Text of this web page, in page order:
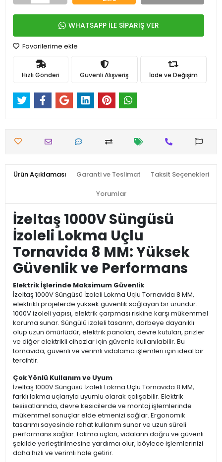
WHATSAPP İLE SİPARİŞ VER
Favorilerime ekle
Hızlı Gönderi Güvenli Alışveriş İade ve Değişim
Ürün Açıklaması Garanti ve Teslimat Taksit Seçenekleri
Yorumlar
İzeltaş 1000V Süngüsü
İzoleli Lokma Uçlu
Tornavida 8 MM: Yüksek
Güvenlik ve Performans
Elektrik İşlerinde Maksimum Güvenlik
İzeltaş 1000V Süngüsü İzoleli Lokma Uçlu Tornavida 8 MM,
elektrikli projelerde yüksek güvenlik sağlayan bir üründür.
1000V izoleli yapısı, elektrik çarpması riskine karşı mükemmel
koruma sunar. Süngülü izoleli tasarım, darbeye dayanıklı
olup uzun ömürlüdür, elektrik panoları, devre kutuları, prizler
ve diğer elektrikli cihazlar için güvenle kullanılabilir. Bu
tornavida, güvenli ve verimli vidalama işlemleri için ideal bir
tercihtir.
Çok Yönlü Kullanım ve Uyum
İzeltaş 1000V Süngüsü İzoleli Lokma Uçlu Tornavida 8 MM,
farklı lokma uçlarıyla uyumlu olarak çalışabilir. Elektrik
tesisatlarında, devre kesicilerde ve montaj işlemlerinde
mükemmel sonuçlar elde etmenizi sağlar. Ergonomik
tasarımı sayesinde rahat kullanım sunar ve uzun süreli
performans sağlar. Lokma uçları, vidaların doğru ve güvenli
şekilde yerleştirilmesine yardımcı olur, böylece işlemlerinizi
daha hızlı ve verimli hale getirir.